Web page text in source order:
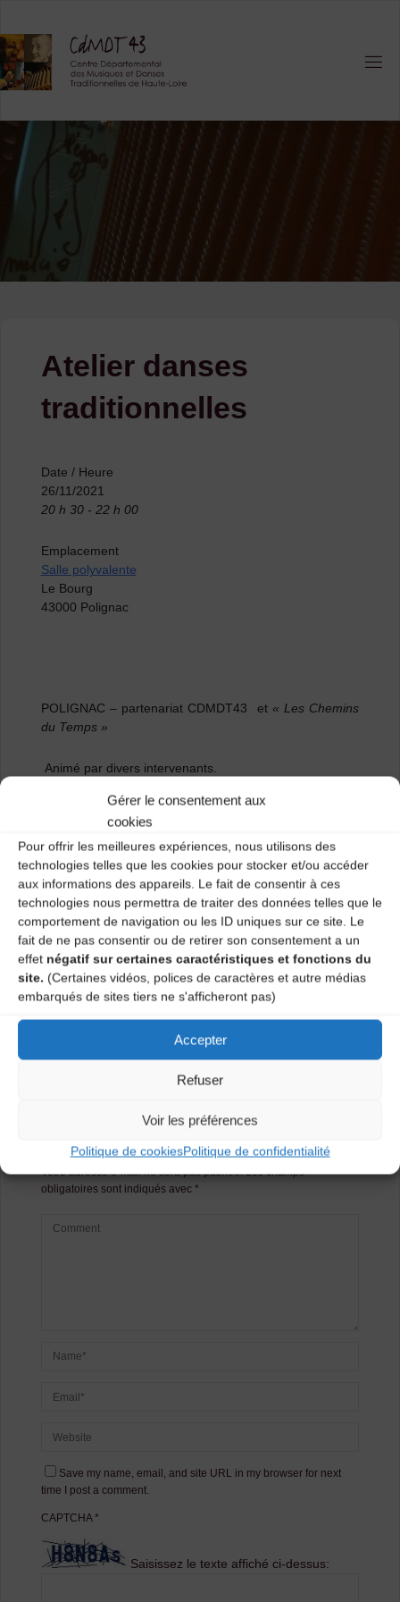
Gérer le consentement aux
cookies
Pour offrir les meilleures expériences, nous utilisons des
technologies telles que les cookies pour stocker et/ou accéder
aux informations des appareils. Le fait de consentir à ces
technologies nous permettra de traiter des données telles que le
comportement de navigation ou les ID uniques sur ce site. Le
fait de ne pas consentir ou de retirer son consentement a un
effet négatif sur certaines caractéristiques et fonctions du
site. (Certaines vidéos, polices de caractères et autre médias
embarqués de sites tiers ne s'afficheront pas)
Accepter
Refuser
Voir les préférences
Politique de cookiesPolitique de confidentialité
content
Atelier danses
traditionnelles
Date / Heure
26/11/2021
20 h 30 - 22 h 00
Emplacement
Salle polyvalente
Le Bourg
43000 Polignac
POLIGNAC – partenariat CDMDT43 et« Les Chemins
du Temps »
Animé par divers intervenants.
Salle polyvalente – 1 vendredi sur 2 de 20H30 à 22H.
Renseignements CDMDT43 :04 71 02 92 53
Catégories
Atelier danses traditionnelles
Atelier danses traditionnelles
Laisser un
commentaire
Votre adresse e-mail ne sera pas publiée. Les champs
obligatoires sont indiqués avec *
Save my name, email, and site URL in my browser for next
time I post a comment.
CAPTCHA*
Saisissez le texte affiché ci-dessus: